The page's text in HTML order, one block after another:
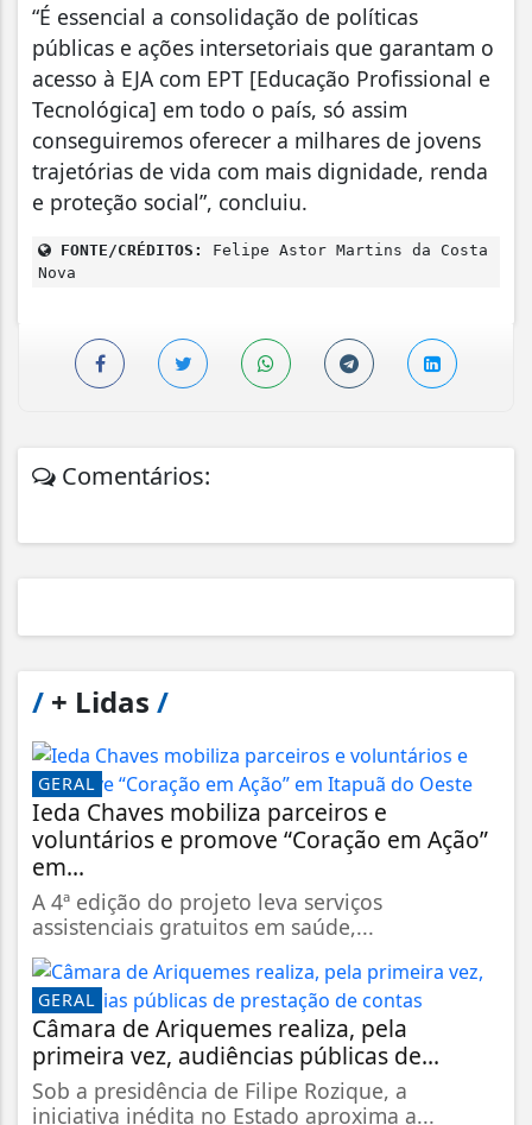
“É essencial a consolidação de políticas
públicas e ações intersetoriais que garantam o
acesso à EJA com EPT [Educação Profissional e
Tecnológica] em todo o país, só assim
conseguiremos oferecer a milhares de jovens
trajetórias de vida com mais dignidade, renda
e proteção social”, concluiu.
FONTE/CRÉDITOS:
Felipe Astor Martins da Costa
Nova
Comentários:
/ + Lidas /
GERAL
Ieda Chaves mobiliza parceiros e
voluntários e promove “Coração em Ação”
em...
A 4ª edição do projeto leva serviços
assistenciais gratuitos em saúde,...
GERAL
Câmara de Ariquemes realiza, pela
primeira vez, audiências públicas de...
Sob a presidência de Filipe Rozique, a
iniciativa inédita no Estado aproxima a...